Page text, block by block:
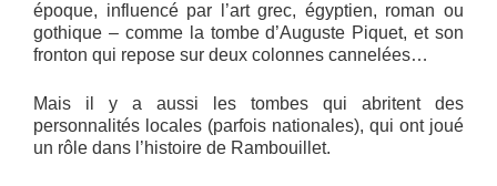
époque, influencé par l’art grec, égyptien, roman ou
gothique – comme la tombe d’Auguste Piquet, et son
fronton qui repose sur deux colonnes cannelées…
Mais il y a aussi les tombes qui abritent des
personnalités locales (parfois nationales), qui ont joué
un rôle dans l’histoire de Rambouillet.